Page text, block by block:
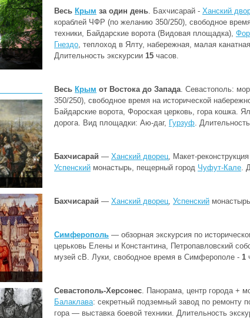
Весь Крым за один день. Бахчисарай - Ханский
кораблей ЧФР (по желанию 350/250), свободное
техники, Байдарские ворота (Видовая площадка),
Гнездо, теплоход в Ялту, набережная, малая
Длительность экскурсии 15 часов.
Весь Крым от Востока до Запада. Севастополь:
350/250), свободное время на исторической
Байдарские ворота, Фороская церковь, гора кошка.
дорога. Вид площадки: Аю-даг, Гурзуф.
Бахчисарай — Ханский дворец, Макет-
Успенский монастырь, пещерный город Чуфут-Кале.
Бахчисарай — Ханский дворец, Успенский
Симферополь — обзорная экскурсия по
церьковь Елены и Константина, Петропавловский
музей сВ. Луки, свободное время в Симферополе - 1
Севастополь-Херсонес. Панорама, центр города +
Балаклава: секретный подземный завод по ремонту
гора — выставка боевой техники. Длительность